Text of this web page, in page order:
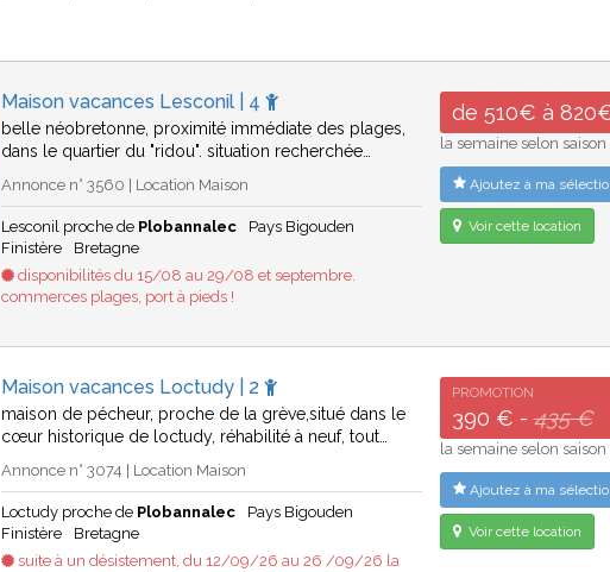
Maison vacances Lesconil | 4
belle néobretonne, proximité immédiate des plages,
dans le quartier du "ridou". situation recherchée…
Annonce n° 3560 | Location Maison
Lesconil proche de Plobannalec
Pays Bigouden
Finistère
Bretagne
disponibilités du 15/08 au 29/08 et septembre.
commerces plages, port à pieds !
de 510€ à
la semaine selon saison
Ajoutez à ma
Voir cette location
Maison vacances Loctudy | 2
maison de pécheur, proche de la grève,situé dans le
cœur historique de loctudy, réhabilité à neuf, tout…
Annonce n° 3074 | Location Maison
Loctudy proche de Plobannalec
Pays Bigouden
Finistère
Bretagne
suite à un désistement, du 12/09/26 au 26 /09/26 la
PROMOTION
390 € -435 €
la semaine selon saison
Ajoutez à ma
Voir cette location